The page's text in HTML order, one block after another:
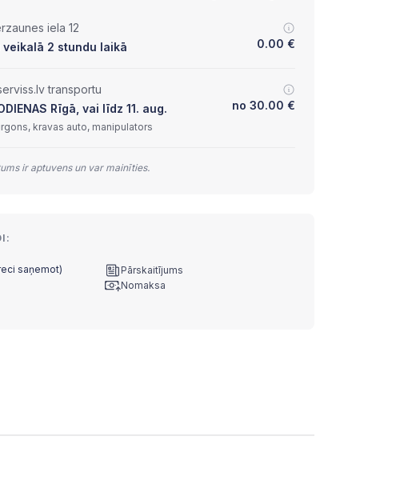
iela 12
veikalā 2 stundu laikā
0.00 €
transportu
Rīgā, vai līdz 11. aug.
no 30.00 €
kravas auto, manipulators
ir aptuvens un var mainīties.
saņemot)
Pārskaitījums
Nomaksa